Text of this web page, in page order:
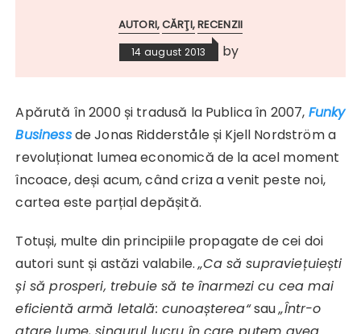
AUTORI CĂRŢI RECENZII
14 august 2013 by
Apărută în 2000 și tradusă la Publica în 2007, Funky
Businessde Jonas Ridderståle și Kjell Nordström a
revoluționat lumea economică de la acel moment
încoace, deși acum, când criza a venit peste noi,
cartea este parțial depășită.
Totuși, multe din principiile propagate de cei doi
autori sunt și astăzi valabile.„Ca să supraviețuiești
și să prosperi, trebuie să te înarmezi cu cea mai
eficientă armă letală: cunoașterea“sau„Într-o